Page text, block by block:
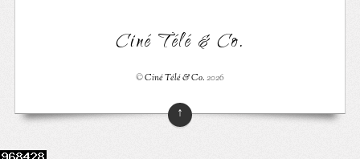
Ciné Télé & Co.
©Ciné Télé & Co.2026
↑